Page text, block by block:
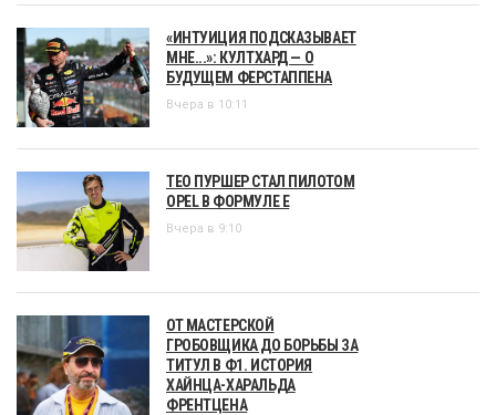
«ИНТУИЦИЯ ПОДСКАЗЫВАЕТ
МНЕ...»: КУЛТХАРД — О
БУДУЩЕМ ФЕРСТАППЕНА
Вчера в 10:11
ТЕО ПУРШЕР СТАЛ ПИЛОТОМ
OPEL В ФОРМУЛЕ Е
Вчера в 9:10
ОТ МАСТЕРСКОЙ
ГРОБОВЩИКА ДО БОРЬБЫ ЗА
ТИТУЛ В Ф1. ИСТОРИЯ
ХАЙНЦА-ХАРАЛЬДА
ФРЕНТЦЕНА